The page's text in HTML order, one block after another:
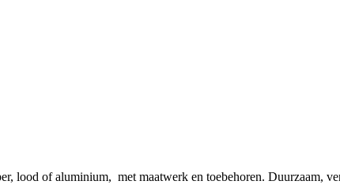
lood of aluminium, met maatwerk en toebehoren. Duurzaam,